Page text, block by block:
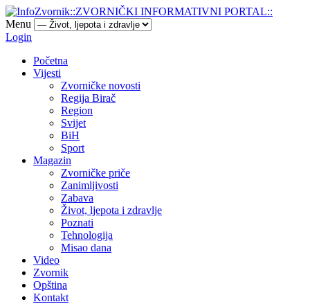
Menu
Login
Početna
Vijesti
Zvorničke novosti
Regija Birač
Region
Svijet
BiH
Sport
Magazin
Zvorničke priče
Zanimljivosti
Zabava
Život, ljepota i zdravlje
Poznati
Tehnologija
Misao dana
Video
Zvornik
Opština
Kontakt